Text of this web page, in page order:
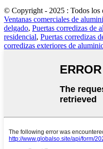
© Copyright - 2025 : Todos los
Ventanas comerciales de
delgado, Puertas corredizas de
residencial, Puertas corredizas
corredizas exteriores de